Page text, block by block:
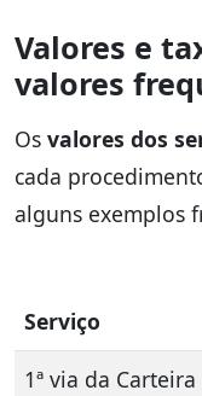
Valores e
valores
Os valores dos
cada
alguns exemplos
Serviço
1ª via da